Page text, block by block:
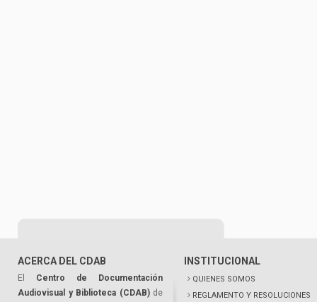
ACERCA DEL CDAB
El Centro de Documentación
Audiovisual y Biblioteca (CDAB)de
INSTITUCIONAL
QUIENES SOMOS
REGLAMENTO Y RESOLUCIONES